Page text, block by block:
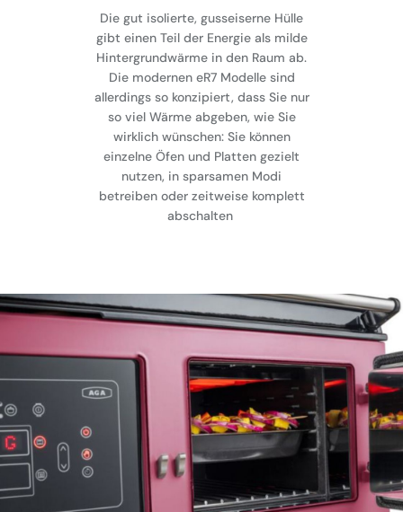
Die gut isolierte, gusseiserne Hülle
gibt einen Teil der Energie als milde
Hintergrundwärme in den Raum ab.
Die modernen eR7 Modelle sind
allerdings so konzipiert, dass Sie nur
so viel Wärme abgeben, wie Sie
wirklich wünschen: Sie können
einzelne Öfen und Platten gezielt
nutzen, in sparsamen Modi
betreiben oder zeitweise komplett
abschalten